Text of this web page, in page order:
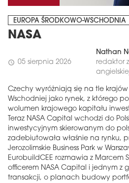
EUROPA ŚRODKOWO-WSCHODNIA
NASA
schedule 05 sierpnia 2026
Nathan
redaktor
Czechy wyróżniają się na tle
Wschodniej jako rynek, z którego
wolumen krajowego kapitału
Teraz NASA Capital wchodzi do
inwestycyjnym skierowanym do
zadebiutowała właśnie na rynku,
Jerozolimskie Business Park w
EurobuildCEE rozmawia z Marcem
officerem NASA Capital i jednym z
transakcji, o planach budowy